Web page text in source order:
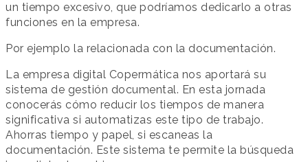
un tiempo excesivo, que podríamos dedicarlo a otras
funciones en la empresa.
Por ejemplo la relacionada con la documentación.
La empresa digital Copermática nos aportará su
sistema de gestión documental. En esta jornada
conocerás cómo reducir los tiempos de manera
significativa si automatizas este tipo de trabajo.
Ahorras tiempo y papel, si escaneas la
documentación. Este sistema te permite la búsqueda